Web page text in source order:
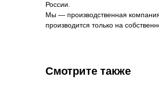
России.
Мы — производственная компания
производится только на
Смотрите также